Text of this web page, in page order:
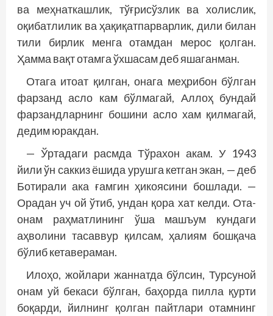
ва меҳнаткашлик, тўғрисўзлик ва холислик,
оқибатлилик ва ҳақиқатпарварлик, дили билан
тили бирлик менга отамдан мерос қолган.
Ҳамма вақт отамга ўхшасам деб яшаганман.
Отага итоат қилган, онага меҳрибон бўлган
фарзанд асло кам бўлмагай, Аллоҳ бундай
фарзандларнинг бошини асло хам қилмагай,
дедим юракдан.
— Ўртадаги расмда Тўрахон акам. У 1943
йили ўн саккиз ёшида урушга кетган экан, — деб
Ботирали ака ғамгин ҳикоясини бошлади. —
Орадан уч ой ўтиб, ундан қора хат келди. Ота-
онам раҳматлининг ўша машъум кундаги
аҳволини тасаввур қилсам, ҳалиям бошқача
бўлиб кетавераман.
Илоҳо, жойлари жаннатда бўлсин, Турсуной
онам уй бекаси бўлган, баҳорда пилла қурти
боқарди, йилнинг қолган пайтлари отамнинг